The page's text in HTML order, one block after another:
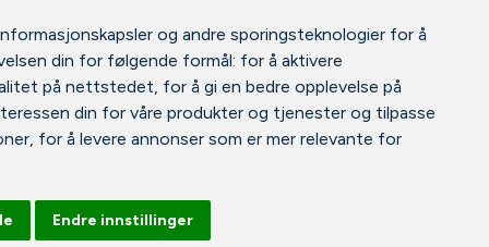
og andre sporingsteknologier for å
din for følgende formål: for å aktivere
på nettstedet, for å gi en bedre opplevelse på
din for våre produkter og tjenester og tilpasse
, for å levere annonser som er mer relevante for
Endre innstillinger